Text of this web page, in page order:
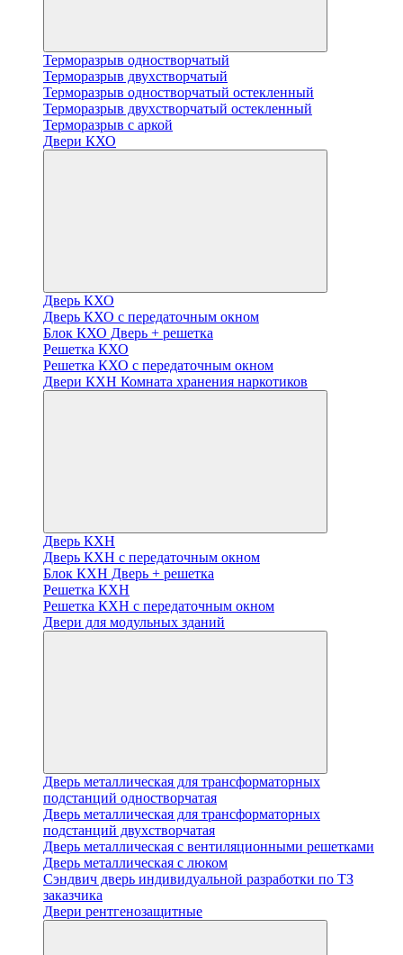
Терморазрыв одностворчатый
Терморазрыв двухстворчатый
Терморазрыв одностворчатый остекленный
Терморазрыв двухстворчатый остекленный
Терморазрыв с аркой
Двери КХО
Дверь КХО
Дверь КХО с передаточным окном
Блок КХО Дверь + решетка
Решетка КХО
Решетка КХО с передаточным окном
Двери КХН Комната хранения наркотиков
Дверь КХН
Дверь КХН с передаточным окном
Блок КХН Дверь + решетка
Решетка КХН
Решетка КХН с передаточным окном
Двери для модульных зданий
Дверь металлическая для трансформаторных
подстанций одностворчатая
Дверь металлическая для трансформаторных
подстанций двухстворчатая
Дверь металлическая с вентиляционными решетками
Дверь металлическая с люком
Cэндвич дверь индивидуальной разработки по ТЗ
заказчика
Двери рентгенозащитные